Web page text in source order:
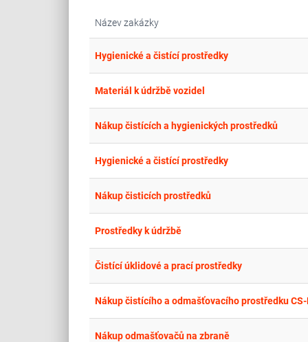
Název zakázky
Hygienické a čistící prostředky
Materiál k údržbě vozidel
Nákup čistících a hygienických prostředků
Hygienické a čistící prostředky
Nákup čisticích prostředků
Prostředky k údržbě
Čistící úklidové a prací prostředky
Nákup čistícího a odmašťovacího prostředku CS-
Nákup odmašťovačů na zbraně